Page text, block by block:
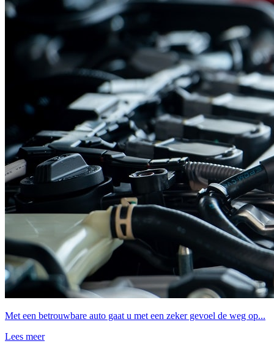
Met een betrouwbare auto gaat u met een zeker gevoel de weg op...
Lees meer